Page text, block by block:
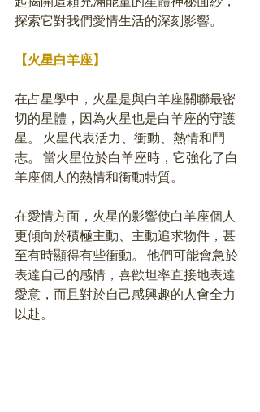
探索它對我們愛情生活的深刻影響。
【火星白羊座】
在占星學中，火星是與白羊座關聯最密
切的星體，因為火星也是白羊座的守護
星。 火星代表活力、衝動、熱情和鬥
志。 當火星位於白羊座時，它強化了白
羊座個人的熱情和衝動特質。
在愛情方面，火星的影響使白羊座個人
更傾向於積極主動、主動追求物件，甚
至有時顯得有些衝動。 他們可能會急於
表達自己的感情，喜歡坦率直接地表達
愛意，而且對於自己感興趣的人會全力
以赴。